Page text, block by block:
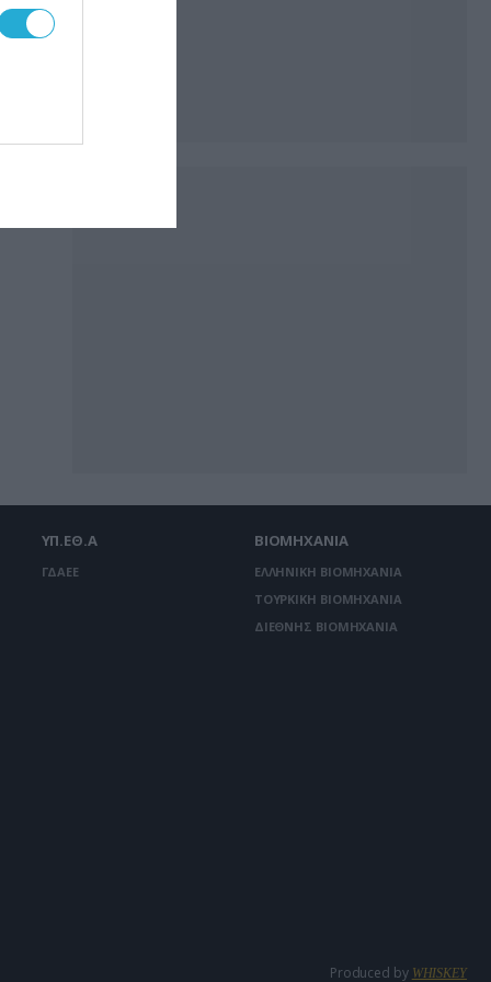
ΥΠ.ΕΘ.Α
ΓΔΑΕΕ
ΒΙΟΜΗΧΑΝΙΑ
ΕΛΛΗΝΙΚΗ ΒΙΟΜΗΧΑΝΙΑ
ΤΟΥΡΚΙΚΗ ΒΙΟΜΗΧΑΝΙΑ
ΔΙΕΘΝΗΣ ΒΙΟΜΗΧΑΝΙΑ
Produced by WHISKEY